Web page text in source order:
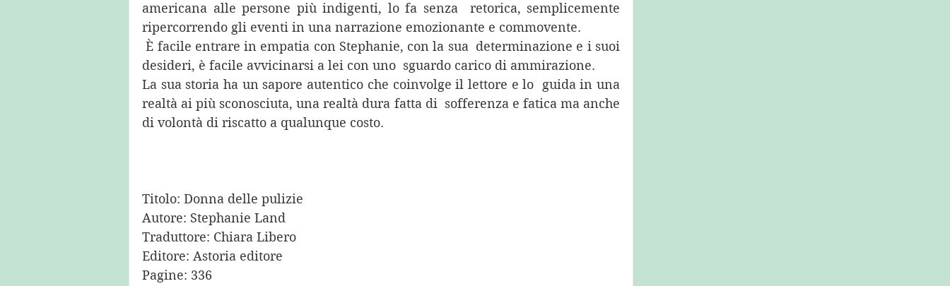
americana alle persone più indigenti, lo fa senza  retorica, semplicemente
ripercorrendo gli eventi in una narrazione emozionante e commovente.
È facile entrare in empatia con Stephanie, con la sua  determinazione e i suoi
desideri, è facile avvicinarsi a lei con uno  sguardo carico di ammirazione.
La sua storia ha un sapore autentico che coinvolge il lettore e lo  guida in una
realtà ai più sconosciuta, una realtà dura fatta di  sofferenza e fatica ma anche
di volontà di riscatto a qualunque costo.
Titolo: Donna delle pulizie
Autore: Stephanie Land
Traduttore: Chiara Libero
Editore: Astoria editore
Pagine: 336